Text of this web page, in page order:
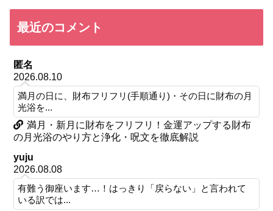
最近のコメント
匿名
2026.08.10
満月の日に、財布フリフリ(手順通り)・その日に財布の月
光浴を...
満月・新月に財布をフリフリ！金運アップする財布
の月光浴のやり方と浄化・呪文を徹底解説
yuju
2026.08.08
有難う御座います…！はっきり「戻らない」と言われて
いる訳では...